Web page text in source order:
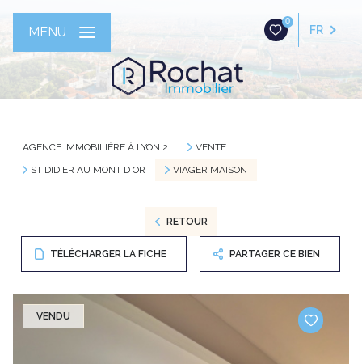
0
FR
MENU
AGENCE IMMOBILIÈRE À LYON 2
VENTE
ST DIDIER AU MONT D OR
VIAGER MAISON
RETOUR
TÉLÉCHARGER LA FICHE PARTAGER CE BIEN
VENDU